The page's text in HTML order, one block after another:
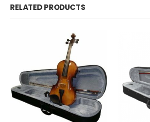
RELATED PRODUCTS